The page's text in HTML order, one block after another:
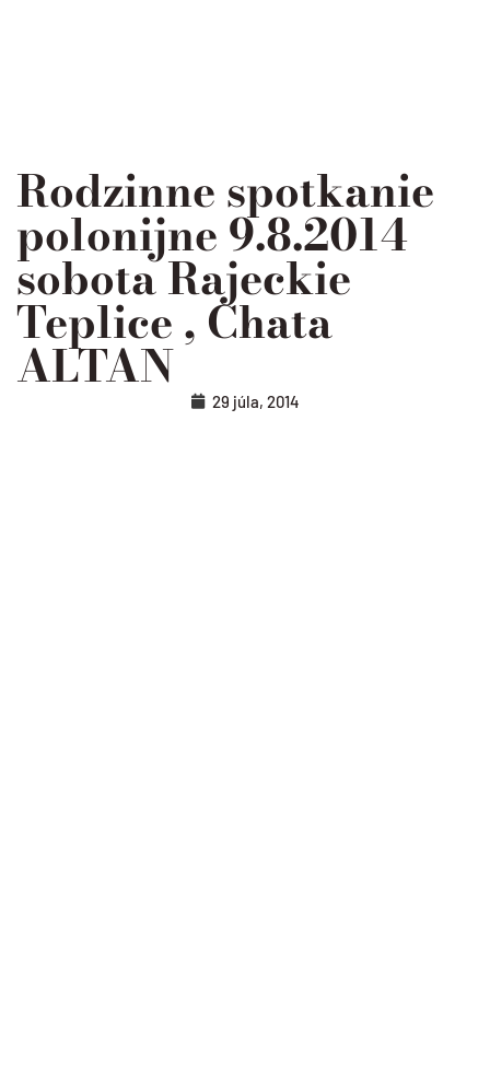
Rodzinne spotkanie
polonijne 9.8.2014
sobota Rajeckie
Teplice , Chata
ALTAN
29 júla, 2014